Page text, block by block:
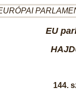
EU
144.